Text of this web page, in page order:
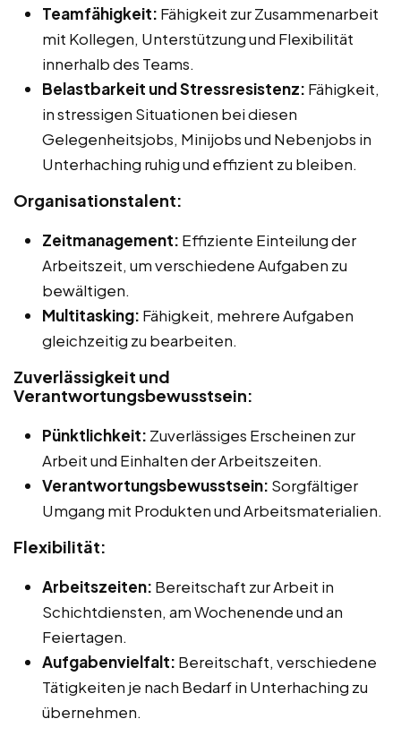
Teamfähigkeit: Fähigkeit zur Zusammenarbeit
mit Kollegen, Unterstützung und Flexibilität
innerhalb des Teams.
Belastbarkeit und Stressresistenz: Fähigkeit,
in stressigen Situationen bei diesen
Gelegenheitsjobs, Minijobs und Nebenjobs in
Unterhaching ruhig und effizient zu bleiben.
Organisationstalent:
Zeitmanagement: Effiziente Einteilung der
Arbeitszeit, um verschiedene Aufgaben zu
bewältigen.
Multitasking: Fähigkeit, mehrere Aufgaben
gleichzeitig zu bearbeiten.
Zuverlässigkeit und
Verantwortungsbewusstsein:
Pünktlichkeit: Zuverlässiges Erscheinen zur
Arbeit und Einhalten der Arbeitszeiten.
Verantwortungsbewusstsein: Sorgfältiger
Umgang mit Produkten und Arbeitsmaterialien.
Flexibilität:
Arbeitszeiten: Bereitschaft zur Arbeit in
Schichtdiensten, am Wochenende und an
Feiertagen.
Aufgabenvielfalt: Bereitschaft, verschiedene
Tätigkeiten je nach Bedarf in Unterhaching zu
übernehmen.